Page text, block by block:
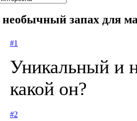
запах для
#1
Уникальный и
какой он?
#2